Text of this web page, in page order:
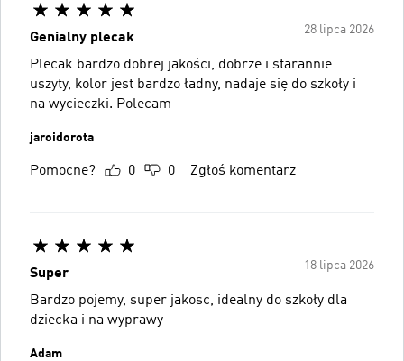
28 lipca 2026
Genialny plecak
Plecak bardzo dobrej jakości, dobrze i starannie
uszyty, kolor jest bardzo ładny, nadaje się do szkoły i
na wycieczki. Polecam
jaroidorota
Pomocne? 0 0 Zgłoś komentarz
18 lipca 2026
Super
Bardzo pojemy, super jakosc, idealny do szkoły dla
dziecka i na wyprawy
Adam